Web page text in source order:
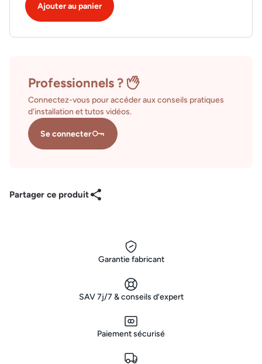
Ajouter au panier
Professionnels ?
Connectez-vous pour accéder aux conseils pratiques
d'installation et tutos vidéos.
Se connecter
Partager ce produit
Garantie fabricant
SAV 7j/7 & conseils d’expert
Paiement sécurisé